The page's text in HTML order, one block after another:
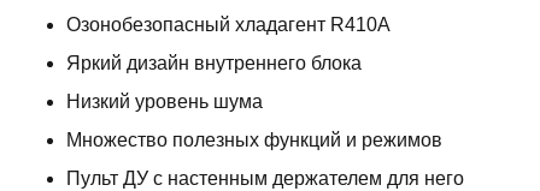
Озонобезопасный хладагент R410A
Яркий дизайн внутреннего блока
Низкий уровень шума
Множество полезных функций и режимов
Пульт ДУ с настенным держателем для него